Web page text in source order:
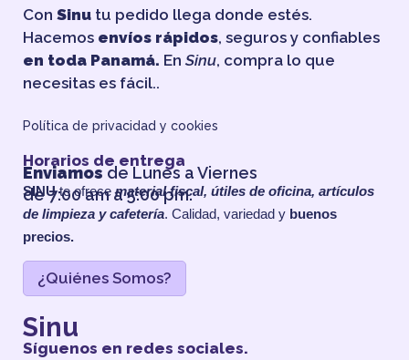
Con Sinu tu pedido llega donde estés.
Hacemos envíos rápidos, seguros y confiables
en toda Panamá. En Sinu, compra lo que
necesitas es fácil..
Política de privacidad y cookies
Horarios de entrega
Enviamos de Lunes a Viernes
de 7:00 am a 5:00 pm.
SINUte ofrecematerial fiscal, útiles de oficina, artículos
de limpieza y cafetería. Calidad, variedad y buenos
precios.
¿Quiénes Somos?
Sinu
Síguenos en redes sociales.